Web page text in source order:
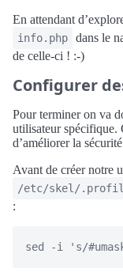
En attendant
info.php
dans le
de celle-ci ! :-)
Configurer
Pour terminer on va
utilisateur spécifique.
d’améliorer la
Avant de créer notre
/etc/skel/
: